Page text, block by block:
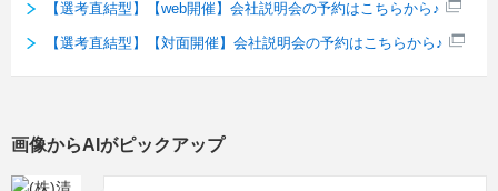
【選考直結型】【web開催】会社説明会の予約はこちらから♪
【選考直結型】【対面開催】会社説明会の予約はこちらから♪
画像からAIがピックアップ